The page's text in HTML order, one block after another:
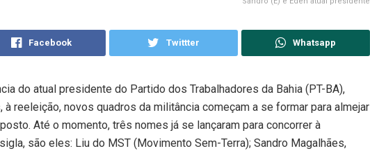
Facebook Twittter Whatsapp
do atual presidente do Partido dos Trabalhadores da Bahia (PT-BA),
à reeleição, novos quadros da militância começam a se formar para almejar
Até o momento, três nomes já se lançaram para concorrer à
são eles: Liu do MST (Movimento Sem-Terra); Sandro Magalhães,